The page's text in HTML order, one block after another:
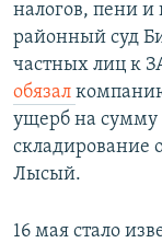
налогов, пени и
районный суд
частных лиц к
обязал
ущерб на сумму
складирование
Лысый.
16 мая стало